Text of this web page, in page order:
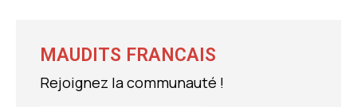
MAUDITS FRANCAIS
Rejoignez la communauté !